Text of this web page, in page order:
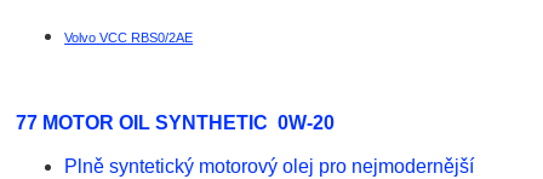
Volvo VCC RBS0/2AE
77 MOTOR OIL SYNTHETIC 0W-20
Plně syntetický motorový olej pro nejmodernější